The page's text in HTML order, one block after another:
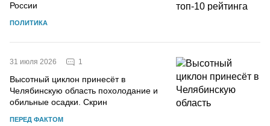
России
ПОЛИТИКА
31 июля 2026 1
Высотный циклон принесёт в
Челябинскую область похолодание и
обильные осадки. Скрин
ПЕРЕД ФАКТОМ